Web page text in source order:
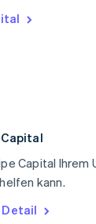
Capital Ihrem
kann.